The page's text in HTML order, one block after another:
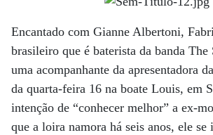
Encantado com Gianne Albertoni,
brasileiro que é baterista da banda The
uma acompanhante da apresentadora
da quarta-feira 16 na boate Louis, em
intenção de “conhecer melhor” a ex-
que a loira namora há seis anos, ele